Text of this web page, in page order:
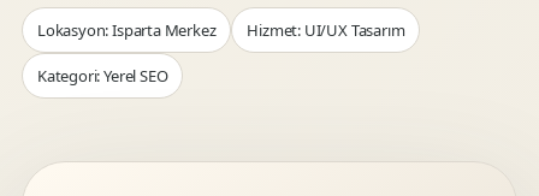
Lokasyon: Isparta Merkez Hizmet: UI/UX Tasarım
Kategori: Yerel SEO